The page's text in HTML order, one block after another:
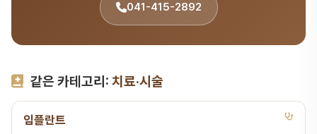
041-415-2892
같은 카테고리: 치료·시술
임플란트